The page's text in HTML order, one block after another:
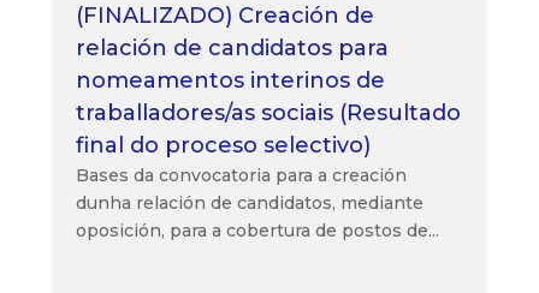
(FINALIZADO) Creación de
relación de candidatos para
nomeamentos interinos de
traballadores/as sociais (Resultado
final do proceso selectivo)
Bases da convocatoria para a creación
dunha relación de candidatos, mediante
oposición, para a cobertura de postos de...